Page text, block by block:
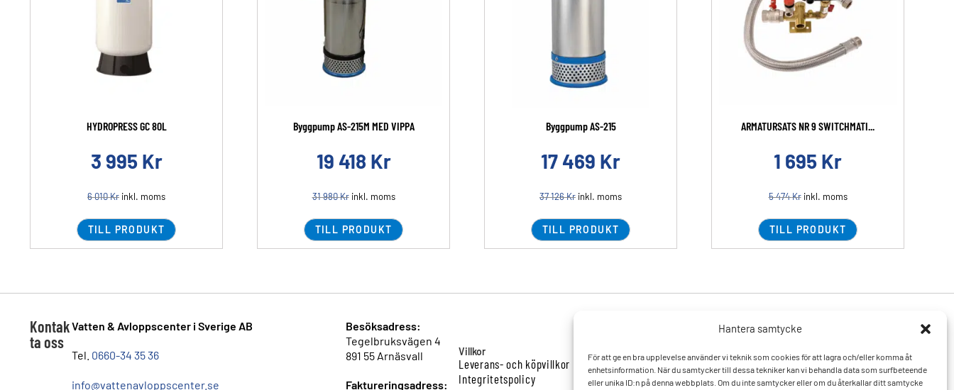
Hantera samtycke
För att ge en bra upplevelse använder vi teknik som cookies för att lagra och/eller komma åt
enhetsinformation. När du samtycker till dessa tekniker kan vi behandla data som surfbeteende
eller unika ID:n på denna webbplats. Om du inte samtycker eller om du återkallar ditt samtycke
HYDROPRESS GC 80L
3 995 Kr
6 010Kr inkl. moms
TILL PRODUKT
Byggpump AS-215M MED VIPPA
19 418 Kr
31 980Krinkl. moms
TILL PRODUKT
Byggpump AS-215
17 469 Kr
37 126Kr inkl. moms
TILL PRODUKT
ARMATURSATS NR 9 SWITCHMATI...
1 695 Kr
5 474Krinkl. moms
TILL PRODUKT
Kontak
ta oss
Vatten & Avloppscenter i Sverige AB
Tel. 0660-34 35 36
info@vattenavloppscenter.se
Besöksadress:
Tegelbruksvägen 4
891 55 Arnäsvall
Faktureringsadress:
Villkor
Leverans- och köpvillkor
Integritetspolicy
Produkter
Varumärken
Mitt konto
Resurser
Vanliga frågor och svar
Kontakta oss